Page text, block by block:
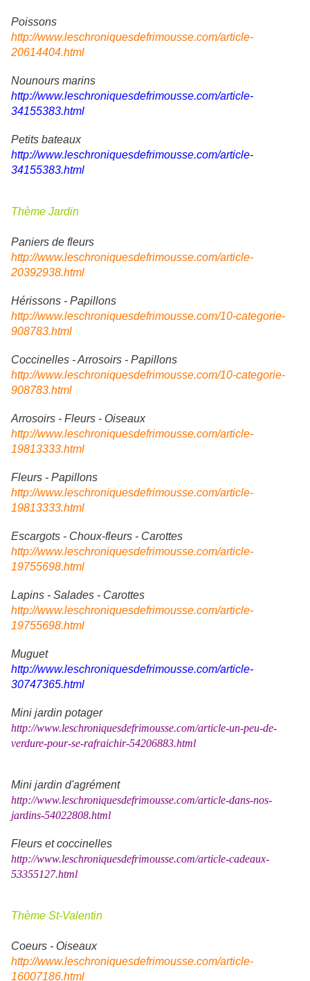
Poissons
http://www.leschroniquesdefrimousse.com/article-
20614404.html
Nounours marins
http://www.leschroniquesdefrimousse.com/article-
34155383.html
Petits bateaux
http://www.leschroniquesdefrimousse.com/article-
34155383.html
Thème Jardin
Paniers de fleurs
http://www.leschroniquesdefrimousse.com/article-
20392938.html
Hérissons - Papillons
http://www.leschroniquesdefrimousse.com/10-categorie-
908783.html
Coccinelles - Arrosoirs - Papillons
http://www.leschroniquesdefrimousse.com/10-categorie-
908783.html
Arrosoirs - Fleurs - Oiseaux
http://www.leschroniquesdefrimousse.com/article-
19813333.html
Fleurs - Papillons
http://www.leschroniquesdefrimousse.com/article-
19813333.html
Escargots - Choux-fleurs - Carottes
http://www.leschroniquesdefrimousse.com/article-
19755698.html
Lapins - Salades - Carottes
http://www.leschroniquesdefrimousse.com/article-
19755698.html
Muguet
http://www.leschroniquesdefrimousse.com/article-
30747365.html
Mini jardin potager
http://www.leschroniquesdefrimousse.com/article-un-peu-de-
verdure-pour-se-rafraichir-54206883.html
Mini jardin d'agrément
http://www.leschroniquesdefrimousse.com/article-dans-nos-
jardins-54022808.html
Fleurs et coccinelles
http://www.leschroniquesdefrimousse.com/article-cadeaux-
53355127.html
Thème St-Valentin
Coeurs - Oiseaux
http://www.leschroniquesdefrimousse.com/article-
16007186.html